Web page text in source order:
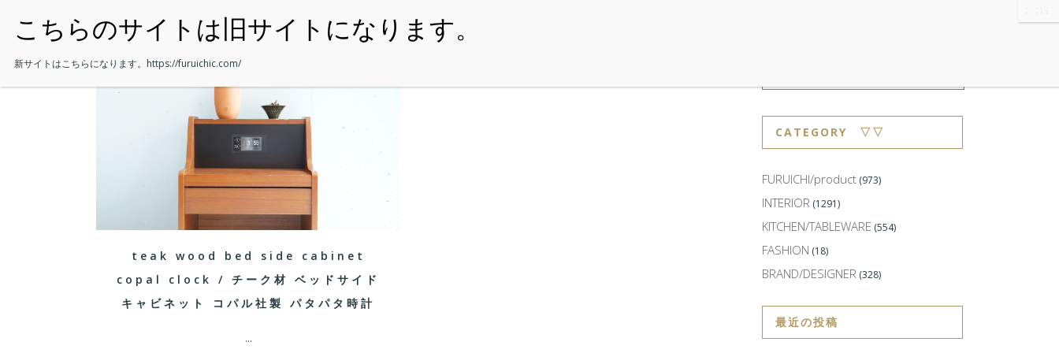
・HOME ・ITEM ・SHOPPING-GUIDE
teak wood bed side cabinet
copal clock / チーク材 ベッドサイド
キャビネット コパル社製 パタパタ時計
...
CATEGORY ▽▽
FURUICHI/product (973)
INTERIOR (1291)
KITCHEN/TABLEWARE (554)
FASHION (18)
BRAND/DESIGNER (328)
最近の投稿
新サイトはこちらになります。 https://furuichic.com/